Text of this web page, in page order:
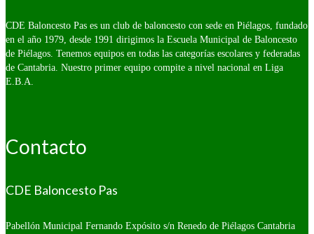
CDE Baloncesto Pas es un club de baloncesto con sede en Piélagos, fundado
en el año 1979, desde 1991 dirigimos la Escuela Municipal de Baloncesto
de Piélagos. Tenemos equipos en todas las categorías escolares y federadas
de Cantabria. Nuestro primer equipo compite a nivel nacional en Liga
E.B.A.
Contacto
CDE Baloncesto Pas
Pabellón Municipal Fernando Expósito s/n Renedo de Piélagos Cantabria